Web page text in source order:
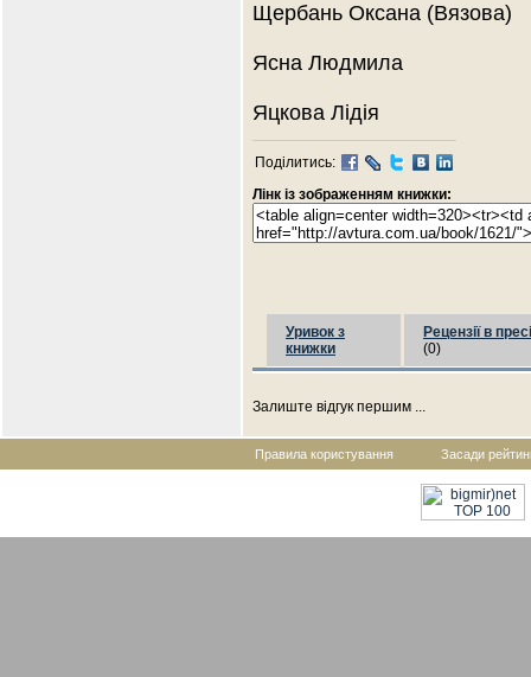
Щербань Оксана (Вязова)
Ясна Людмила
Яцкова Лідія
Поділитись:
Лінк із зображенням книжки:
Уривок з
книжки
Рецензії в пресі
(0)
Залиште відгук першим ...
Правила користування Засади